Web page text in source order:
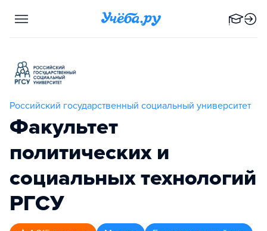
Российский государственный социальный университет
Факультет
политических и
социальных технологий
РГСУ